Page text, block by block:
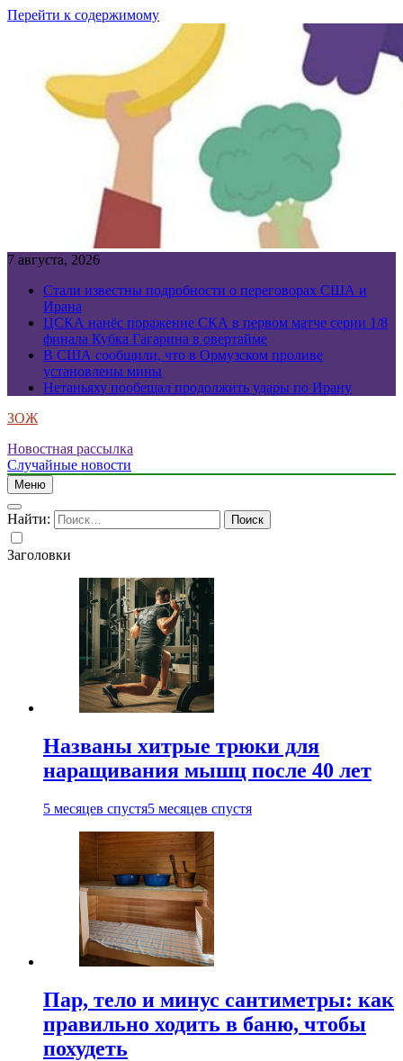
Перейти к содержимому
7 августа, 2026
Стали известны подробности о переговорах США и
Ирана
ЦСКА нанёс поражение СКА в первом матче серии 1/8
финала Кубка Гагарина в овертайме
В США сообщили, что в Ормузском проливе
установлены мины
Нетаньяху пообещал продолжить удары по Ирану
ЗОЖ
Новостная рассылка
Случайные новости
Меню
Найти:
Заголовки
Названы хитрые трюки для
наращивания мышц после 40 лет
5 месяцев спустя5 месяцев спустя
Пар, тело и минус сантиметры: как
правильно ходить в баню, чтобы
похудеть